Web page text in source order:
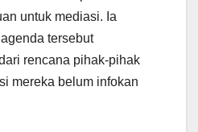
untuk mediasi. Ia
tersebut
rencana pihak-pihak
mereka belum infokan